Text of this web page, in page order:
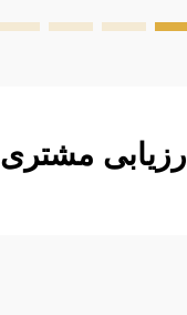
ارزیابی مشتری